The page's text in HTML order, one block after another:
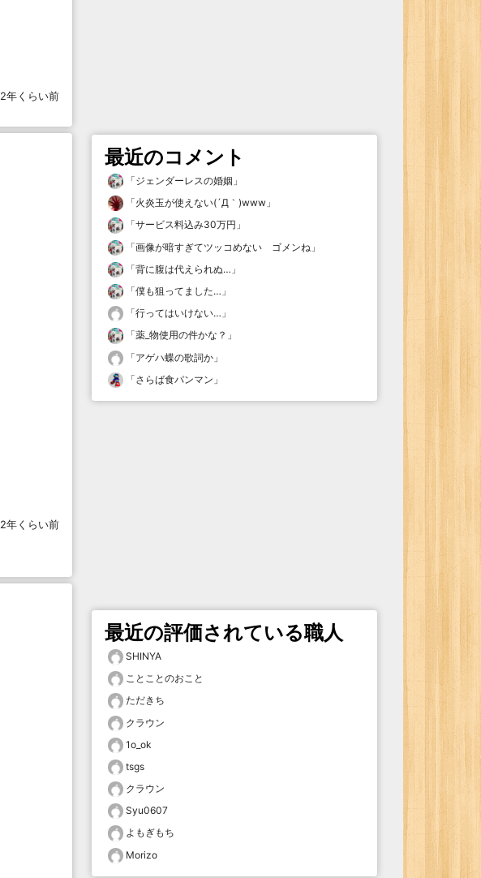
2年くらい前
2年くらい前
最近のコメント
「ジェンダーレスの婚姻 」
「火炎玉が使えない(´Д｀)www 」
「サービス料込み30万円 」
「画像が暗すぎてツッコめない ゴメンね 」
「背に腹は代えられぬ… 」
「僕も狙ってました… 」
「行ってはいけない… 」
「薬_物使用の件かな？ 」
「アゲハ蝶の歌詞か 」
「さらば食パンマン 」
最近の評価されている職人
SHINYA
ことことのおこと
ただきち
クラウン
1o_ok
tsgs
クラウン
Syu0607
よもぎもち
Morizo